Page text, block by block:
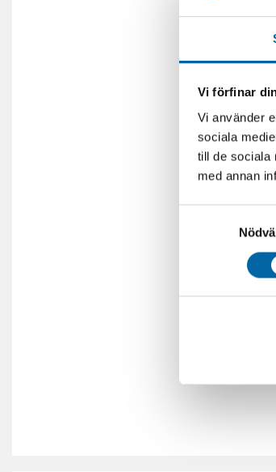
Vi förfinar
Vi använder
sociala
till de sociala
med annan